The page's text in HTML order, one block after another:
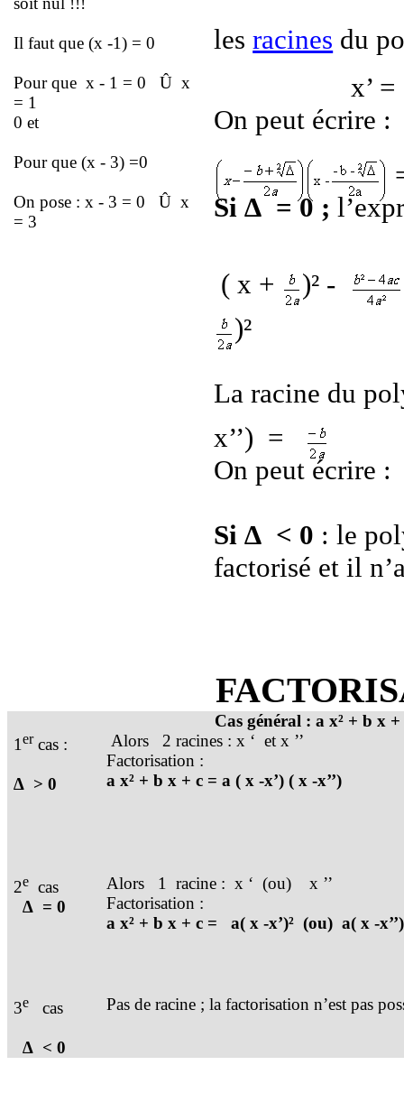
lesracines du
x’ =
On peut écrire :
Si ∆ = 0 ;
( x +
)² -
)²
La racine du
x’’) =
On peut écrire :
Si ∆ < 0 : le
factorisé et il
Il faut que (x -1) = 0
Pour que x - 1 = 0 Û x
= 1
0 et
Pour que (x - 3) =0
On pose : x - 3 = 0 Û x
= 3
Cas général : a x² + b x +
1ercas :
∆ > 0
Alors 2 racines : x ‘ et x ’’
Factorisation :
a x² + b x + c = a ( x -x’) ( x -x’’)
2e cas
∆ = 0
Alors 1 racine : x ‘ (ou)
x ’’
Factorisation :
a x² + b x + c =
a( x -x’)² (ou) a( x -
3e cas
∆ < 0
Pas de racine ; la factorisation n’est pas